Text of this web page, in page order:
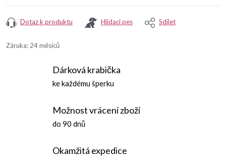
Dotaz k produktu Hlídací pes Sdílet
Záruka: 24 měsíců
Dárková krabička
ke každému šperku
Možnost vrácení zboží
do 90 dnů
Okamžitá expedice